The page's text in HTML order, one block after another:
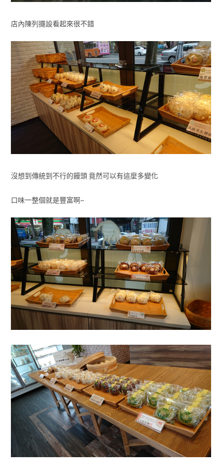
店內陳列擺設看起來很不錯
沒想到傳統到不行的饅頭 竟然可以有這麼多變化
口味一整個就是豐富啊~